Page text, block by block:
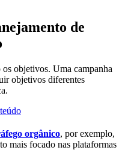
de
objetivos. Uma campanha
objetivos diferentes
orgânico, por exemplo,
mais focado nas plataformas